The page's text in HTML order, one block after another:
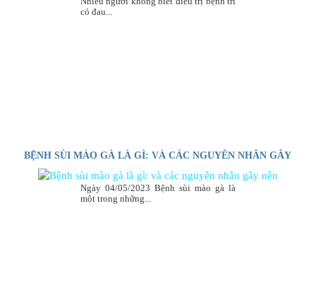
có đau...
BỆNH SÙI MÀO GÀ LÀ GÌ: VÀ CÁC NGUYÊN NHÂN GÂY
NÊN
Ngày 04/05/2023 Bệnh sùi mào gà là
một trong những...